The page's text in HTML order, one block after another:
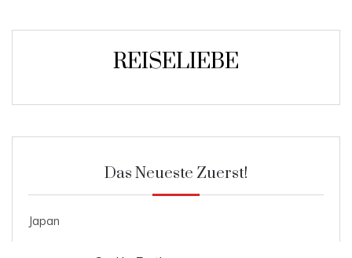
REISELIEBE
Das Neueste Zuerst!
Japan